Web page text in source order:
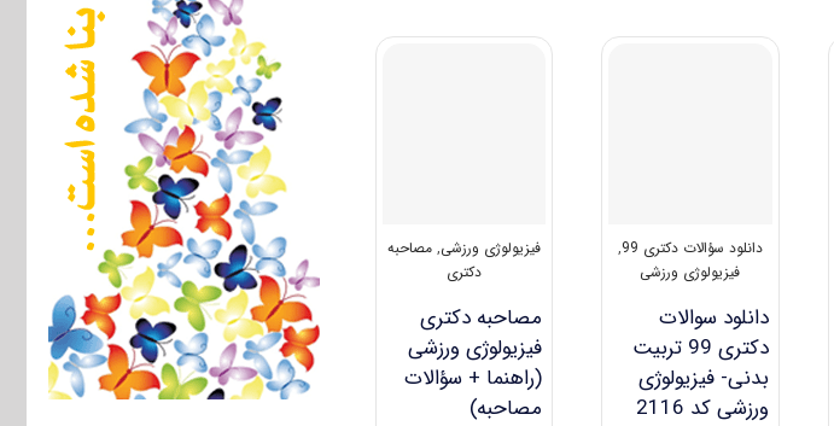
ورزشی
آزمون
دانلود سؤالات دکتری 99
,
فیزیولوژی ورزشی
دانلود سوالات
دکتری 99 تربیت
بدنی- فیزیولوژی
ورزشی کد 2116
فیزیولوژی ورزشی, مصاحبه
دکتری
مصاحبه دکتری
فیزیولوژی ورزشی
(راهنما + سؤالات
مصاحبه)